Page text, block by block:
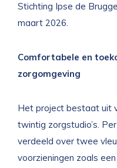
Stichting Ipse de
maart 2026.
Comfortabele en
zorgomgeving
Het project bestaat uit
twintig zorgstudio’s.
verdeeld over twee
voorzieningen zoals